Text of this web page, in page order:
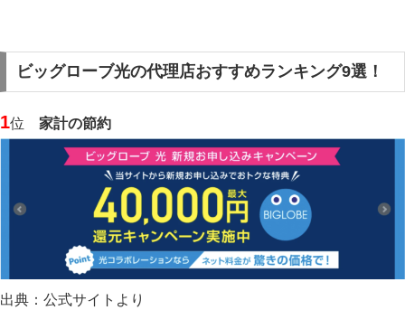
ビッグローブ光の代理店おすすめランキング9選！
1位 家計の節約
出典：公式サイトより